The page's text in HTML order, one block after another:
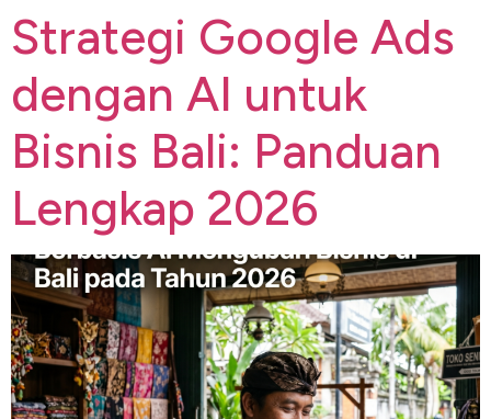
Strategi Google Ads
dengan AI untuk
Bisnis Bali: Panduan
Lengkap 2026